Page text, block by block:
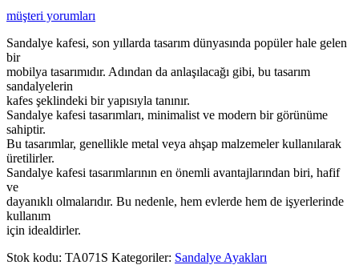
müşteri yorumları
Sandalye kafesi, son yıllarda tasarım dünyasında popüler hale gelen
bir
mobilya tasarımıdır. Adından da anlaşılacağı gibi, bu tasarım
sandalyelerin
kafes şeklindeki bir yapısıyla tanınır.
Sandalye kafesi tasarımları, minimalist ve modern bir görünüme
sahiptir.
Bu tasarımlar, genellikle metal veya ahşap malzemeler kullanılarak
üretilirler.
Sandalye kafesi tasarımlarının en önemli avantajlarından biri, hafif
ve
dayanıklı olmalarıdır. Bu nedenle, hem evlerde hem de işyerlerinde
kullanım
için idealdirler.
Stok kodu: TA071S Kategoriler: Sandalye Ayakları